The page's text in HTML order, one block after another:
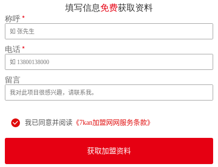
填写信息免费获取资料
称呼*
电话*
留言
我已同意并阅读 《7kan加盟网网服务条款》
获取加盟资料